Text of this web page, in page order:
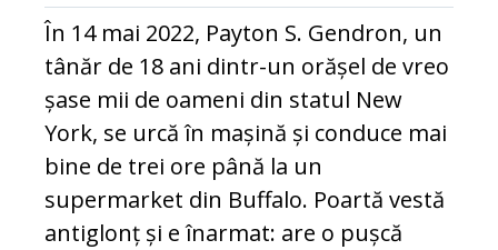
În 14 mai 2022, Payton S. Gendron, un
tânăr de 18 ani dintr-un orășel de vreo
șase mii de oameni din statul New
York, se urcă în mașină și conduce mai
bine de trei ore până la un
supermarket din Buffalo. Poartă vestă
antiglonț și e înarmat: are o pușcă